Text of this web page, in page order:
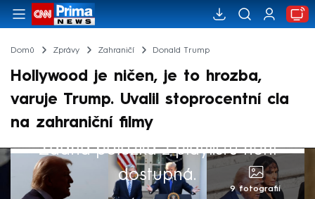
Domů Zprávy Zahraničí Donald Trump
Hollywood je ničen, je to hrozba,
varuje Trump. Uvalil stoprocentní cla
na zahraniční filmy
Žádná položka z playlistu není
dostupná.
9 fotografií